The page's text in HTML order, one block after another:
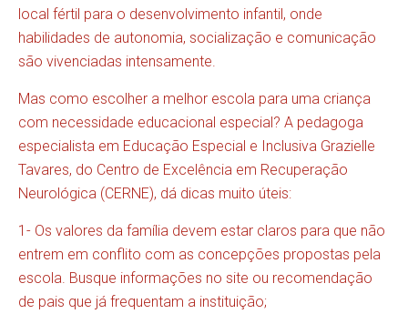
local fértil para o desenvolvimento infantil, onde
habilidades de autonomia, socialização e comunicação
são vivenciadas intensamente.
Mas como escolher a melhor escola para uma criança
com necessidade educacional especial? A pedagoga
especialista em Educação Especial e Inclusiva Grazielle
Tavares, do Centro de Excelência em Recuperação
Neurológica (CERNE), dá dicas muito úteis:
1- Os valores da família devem estar claros para que não
entrem em conflito com as concepções propostas pela
escola. Busque informações no site ou recomendação
de pais que já frequentam a instituição;